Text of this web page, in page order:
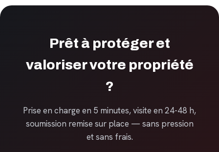
Prêt à protéger et
valoriser votre propriété
?
Prise en charge en 5 minutes, visite en 24-48 h,
soumission remise sur place — sans pression
et sans frais.